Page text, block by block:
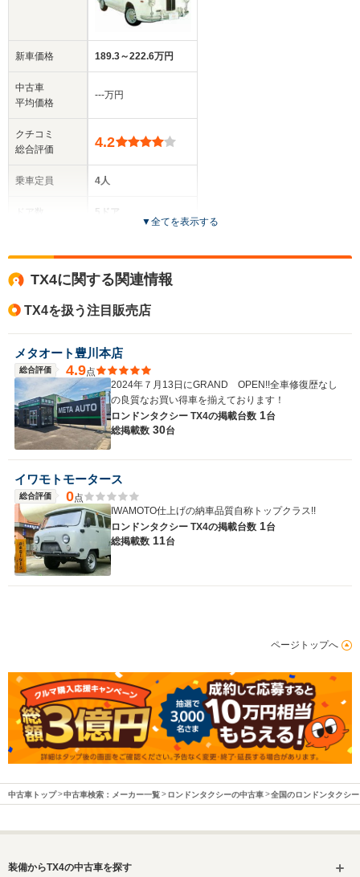
新車価格
中古車
平均価格
クチコミ
総合評価
乗車定員
サイズ
(全長x全幅x全高)
WLTCモード
燃費
189.3～222.6万円
‐‐‐万円
4.2
4人
5ドア
全高
1.61m
ホイールベース
-m
-
▼全てを表示する
TX4に関する関連情報
TX4を扱う注目販売店
メタオート豊川本店
総合評価 4.9点
2024年７月13日にGRAND OPEN!!全車修復歴なし
の良質なお買い得車を揃えております！
ロンドンタクシー TX4の掲載台数 1台
総掲載数 30台
イワモトモータース
総合評価 0点
IWAMOTO仕上げの納車品質自称トップクラス!!
ロンドンタクシー TX4の掲載台数 1台
総掲載数 11台
ページトップへ
中古車トップ 中古車検索：メーカー一覧 ロンドンタクシーの中古車 全国のロンドンタクシー
装備からTX4の中古車を探す